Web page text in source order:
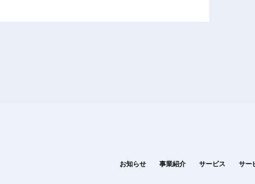
お知らせ 事業紹介 サービス サー